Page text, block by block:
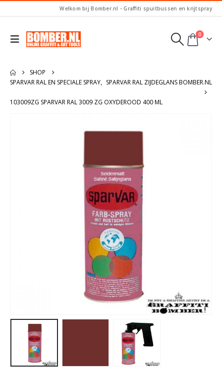
Welkom bij Bomber.nl - Graffiti spuitbussen en krijtspray
0
SHOP
SPARVAR RAL EN SPECIALE SPRAY, SPARVAR RAL ZIJDEGLANS BOMBER.NL
103009ZG SPARVAR RAL 3009 ZG OXYDEROOD 400 ML